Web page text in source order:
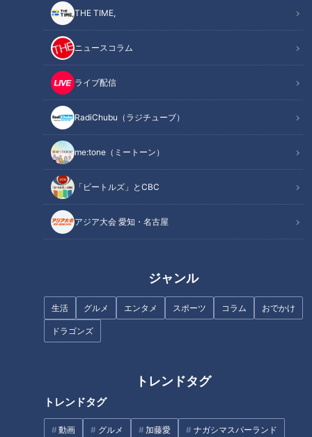
THE TIME,
ニュースコラム
ライブ配信
RadiChubu（ラジチューブ）
me:tone（ミートーン）
「ビートルズ」とCBC
アジア大会 愛知・名古屋
ジャンル
生活 グルメ エンタメ スポーツ コラム おでかけ
ドラゴンズ
トレンドタグ
トレンドタグ
動画 グルメ 加藤愛 ナガシマスパーランド
廃キャバレーと廃浴場に特別潜
入！“東海一の歓楽街”と呼ばれ
た「柳ヶ瀬」の歴史を紐解く旅
まるで天国への階段？ケーブル
まるでメガネのように見えるル
ープ状の橋！？遠心力が体感で
きる道とは
に造られる道 2034年開通予定
の「新設楽大橋」とは
トンネルなのにエレベータ
ー！？戦前に造られた川底の
道！？ 道マニア興奮の腐道巡
タグ
道との遭遇
番組紹介